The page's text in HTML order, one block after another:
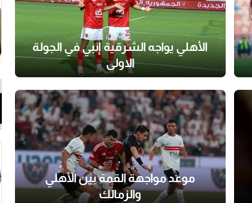
الأهلي يواجه الشرقية إنبي في الجولة
الاولى
موعد مواجهة القمة بين الأهلي
والزمالك